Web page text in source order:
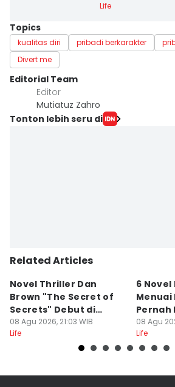
Life
Topics
kualitas diri pribadi berkarakter
Divert me
Editorial Team
Editor
Mutiatuz Zahro
Tonton lebih seru di
Related Articles
Novel Thriller Dan
Brown "The Secret of
Secrets" Debut di
Netflix
08 Agu 2026, 21:03 WIB
Life
6
Menuai
Pernah
08 Agu
Life